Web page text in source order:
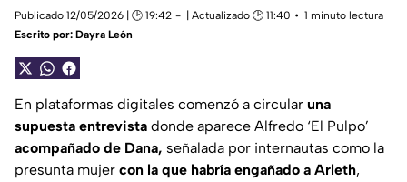
Publicado 12/05/2026 | 🕑 19:42 | Actualizado 🕑 11:40
1 minuto lectura
Escrito por: Dayra León
En plataformas digitales comenzó a circular una
supuesta entrevista donde aparece Alfredo ‘El Pulpo’
acompañado de Dana, señalada por internautas como la
presunta mujer con la que habría engañado a Arleth,